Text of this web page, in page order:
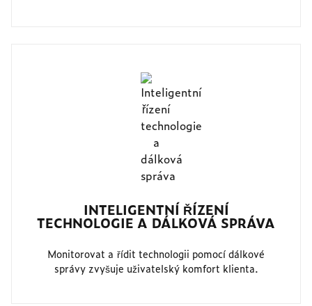
INTELIGENTNÍ ŘÍZENÍ
TECHNOLOGIE A DÁLKOVÁ SPRÁVA
Monitorovat a řídit technologii pomocí dálkové
správy zvyšuje uživatelský komfort klienta.